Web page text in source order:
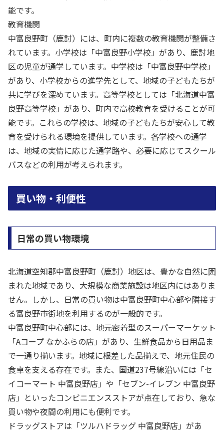
能です。
教育機関
中富良野町（鹿討）には、町内に複数の教育機関が整備さ
れています。小学校は「中富良野小学校」があり、鹿討地
区の児童が通学しています。中学校は「中富良野中学校」
があり、小学校からの進学先として、地域の子どもたちが
共に学びを深めています。高等学校としては「北海道中富
良野高等学校」があり、町内で高校教育を受けることが可
能です。これらの学校は、地域の子どもたちが安心して教
育を受けられる環境を提供しています。各学校への通学
は、地域の実情に応じた通学路や、必要に応じてスクール
バスなどの利用が考えられます。
買い物・利便性
日常の買い物環境
北海道空知郡中富良野町（鹿討）地区は、豊かな自然に囲
まれた地域であり、大規模な商業施設は地区内にはありま
せん。しかし、日常の買い物は中富良野町中心部や隣接す
る富良野市街地を利用するのが一般的です。
中富良野町中心部には、地元密着型のスーパーマーケット
「Aコープ なかふらの店」があり、生鮮食品から日用品ま
で一通り揃います。地域に根差した品揃えで、地元住民の
食卓を支える存在です。また、国道237号線沿いには「セ
イコーマート 中富良野店」や「セブン-イレブン 中富良野
店」といったコンビニエンスストアが点在しており、急な
買い物や夜間の利用にも便利です。
ドラッグストアは「ツルハドラッグ 中富良野店」があ